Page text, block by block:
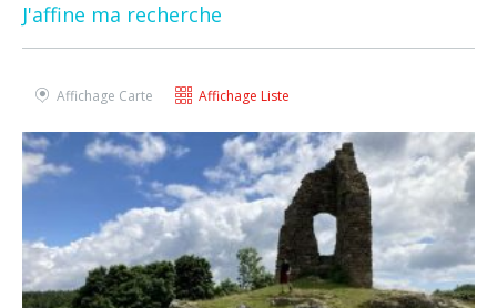
J'affine ma recherche
Affichage Carte Affichage Liste